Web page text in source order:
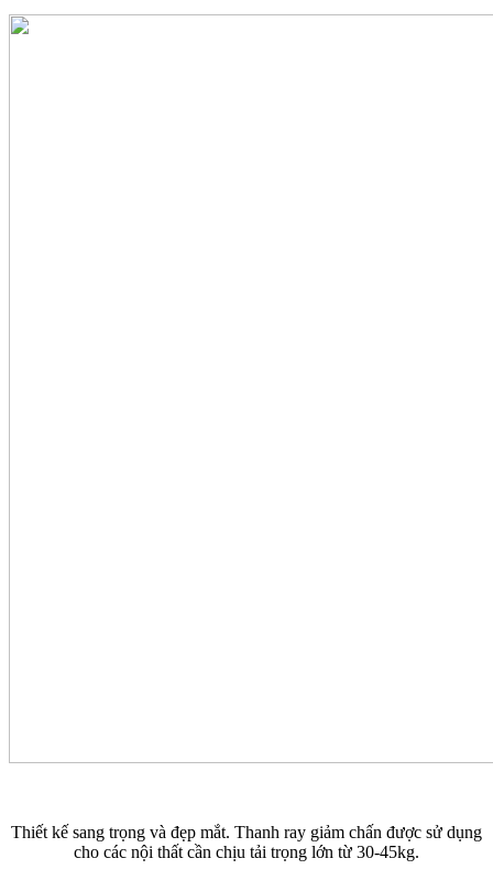
Thiết kế sang trọng và đẹp mắt. Thanh ray giảm chấn được sử dụng
cho các nội thất cần chịu tải trọng lớn từ 30-45kg.